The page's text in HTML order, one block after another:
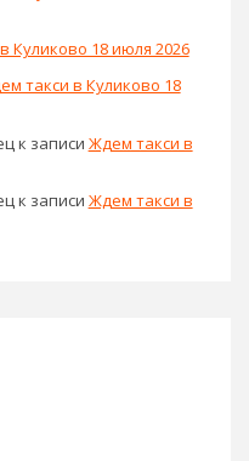
Куликово 18 июля 2026
такси в Куликово 18
к записи Ждем такси в
к записи Ждем такси в